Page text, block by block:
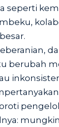
seperti
berubah